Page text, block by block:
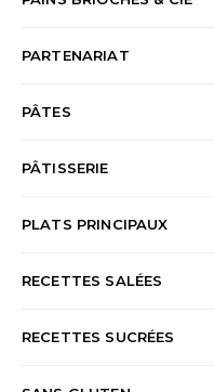
PARTENARIAT
PÂTES
PÂTISSERIE
PLATS PRINCIPAUX
RECETTES SALÉES
RECETTES SUCRÉES